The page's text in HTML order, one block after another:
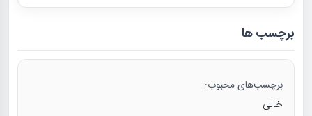
برچسب ها
برچسب‌های محبوب:
خالی